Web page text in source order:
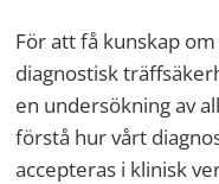
För att få kunskap
diagnostisk
en undersökning av
förstå hur vårt
accepteras i klinisk